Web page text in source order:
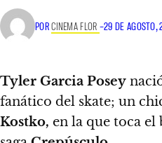
PORCINEMA FLOR –29 DE AGOSTO,
Tyler Garcia Posey
fanático del skate; un
Kostko, en la que toca el